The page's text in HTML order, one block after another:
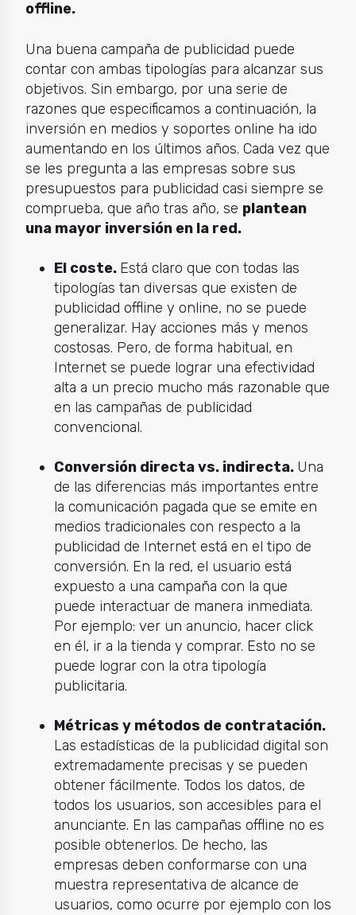
offline.
Una buena campaña de publicidad puede
contar con ambas tipologías para alcanzar sus
objetivos. Sin embargo, por una serie de
razones que especificamos a continuación, la
inversión en medios y soportes online ha ido
aumentando en los últimos años. Cada vez que
se les pregunta a las empresas sobre sus
presupuestos para publicidad casi siempre se
comprueba, que año tras año, se plantean
una mayor inversión en la red.
El coste. Está claro que con todas las
tipologías tan diversas que existen de
publicidad offline y online, no se puede
generalizar. Hay acciones más y menos
costosas. Pero, de forma habitual, en
Internet se puede lograr una efectividad
alta a un precio mucho más razonable que
en las campañas de publicidad
convencional.
Conversión directa vs. indirecta. Una
de las diferencias más importantes entre
la comunicación pagada que se emite en
medios tradicionales con respecto a la
publicidad de Internet está en el tipo de
conversión. En la red, el usuario está
expuesto a una campaña con la que
puede interactuar de manera inmediata.
Por ejemplo: ver un anuncio, hacer click
en él, ir a la tienda y comprar. Esto no se
puede lograr con la otra tipología
publicitaria.
Métricas y métodos de contratación.
Las estadísticas de la publicidad digital son
extremadamente precisas y se pueden
obtener fácilmente. Todos los datos, de
todos los usuarios, son accesibles para el
anunciante. En las campañas offline no es
posible obtenerlos. De hecho, las
empresas deben conformarse con una
muestra representativa de alcance de
usuarios, como ocurre por ejemplo con los